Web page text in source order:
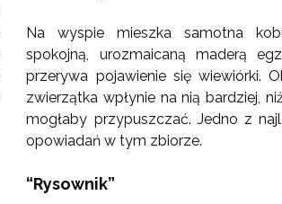
Na wyspie mieszka samotna
spokojną, urozmaicaną maderą
przerywa pojawienie się wiewiórki.
zwierzątka wpłynie na nią bardziej,
mogłaby przypuszczać. Jedno z
opowiadań w tym zbiorze.
“Rysownik”